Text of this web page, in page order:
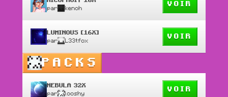
par kenoh
VOIR
LUMINOUS [16X]
par L33tfox
VOIR
PACKS
NEBULA 32X
par looshy
VOIR